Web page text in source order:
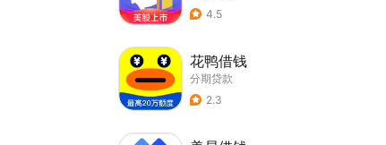
4.5
花鸭借钱
分期贷款
2.3